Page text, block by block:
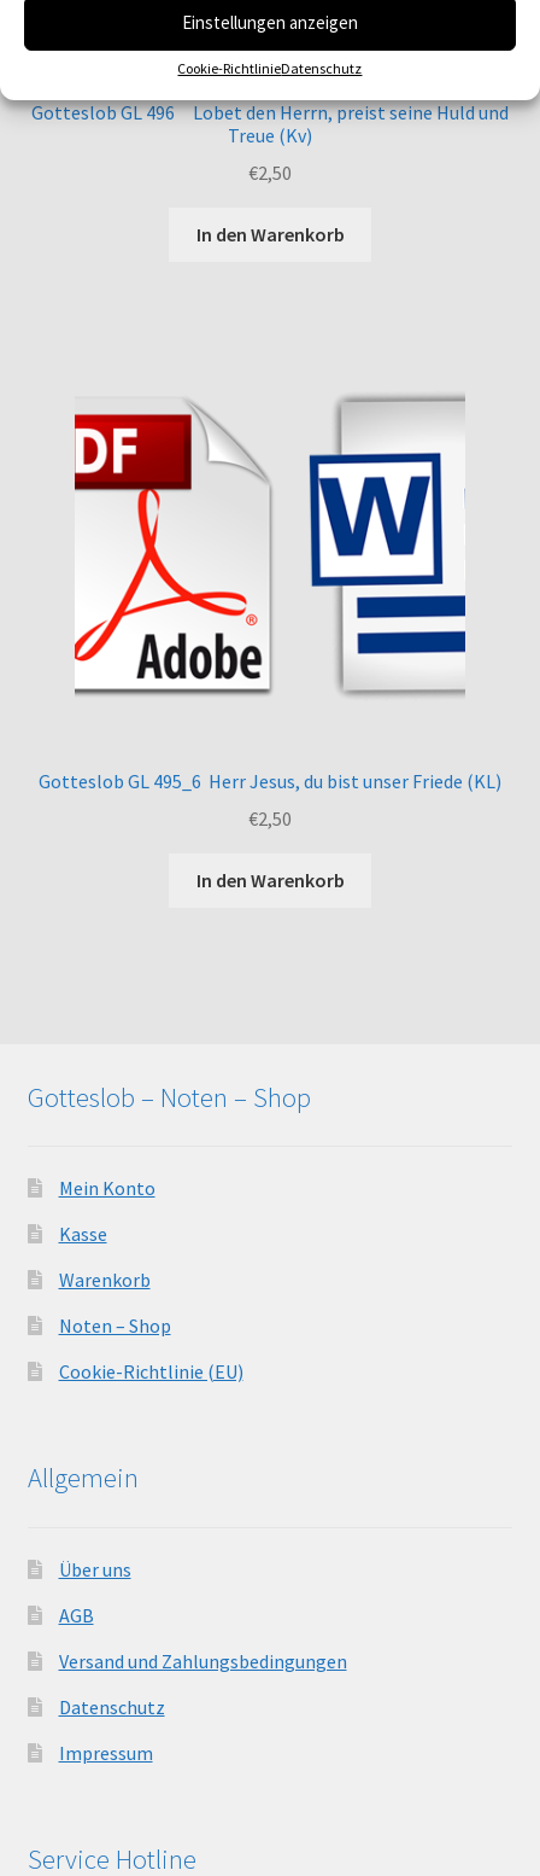
Einstellungen anzeigen
Cookie-RichtlinieDatenschutz
Gotteslob GL 496 Lobet den Herrn, preist seine Huld und
Treue (Kv)
€2,50
In den Warenkorb
Gotteslob GL 495_6 Herr Jesus, du bist unser Friede (KL)
€2,50
In den Warenkorb
Gotteslob – Noten – Shop
Mein Konto
Kasse
Warenkorb
Noten – Shop
Cookie-Richtlinie (EU)
Allgemein
Über uns
AGB
Versand und Zahlungsbedingungen
Datenschutz
Impressum
Service Hotline